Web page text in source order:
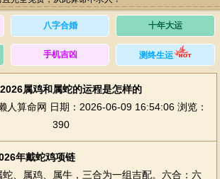
八字合婚 十年大运
手机吉凶 测终生运
属鸡和属蛇的运程是怎样的
人算命网 日期：2026-06-09 16:54:06 浏览：
390
年戴蛇鸡项链
属鸡、属牛，三合为一组吉配。六合：六